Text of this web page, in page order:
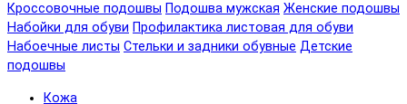
Кроссовочные подошвы Подошва мужская Женские подошвы
Набойки для обуви Профилактика листовая для обуви
Набоечные листы Стельки и задники обувные Детские
подошвы
Кожа